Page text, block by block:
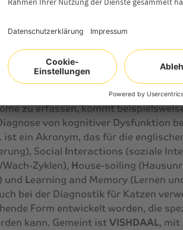
Überblick
15 Jahren zeigen Symptome der
alle Katzen daran erkranken,
jüngere Samtpfoten können
zu erfassen, kommt
von kognitiver Dysfunktion
ist ein Akronym, das für die
Social Interactions (soziale
Zyklen), House-soiling
und Learning and Memory (Lernen
bei der Diagnostik für Katzen
Form entwickelt worden, die
kann. Gemeint istVISHDAAL, mit